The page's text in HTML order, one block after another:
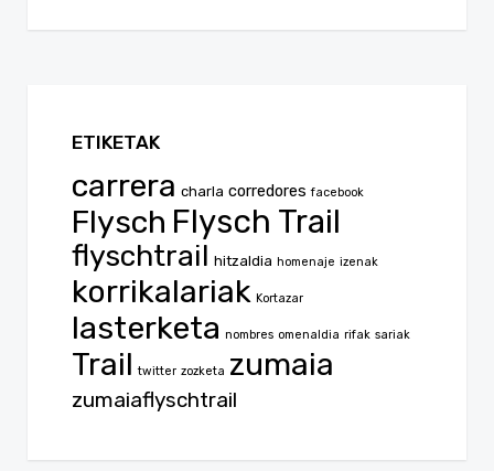
ETIKETAK
carrera charla corredores facebook
Flysch Flysch Trail
flyschtrail hitzaldia homenaje izenak
korrikalariak Kortazar
lasterketa nombres omenaldia rifak sariak
Trail twitter zozketa zumaia
zumaiaflyschtrail